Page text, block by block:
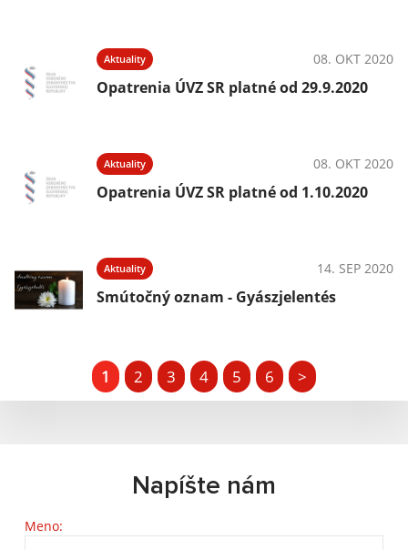
Aktuality 08. OKT 2020
Opatrenia ÚVZ SR platné od 29.9.2020
Aktuality 08. OKT 2020
Opatrenia ÚVZ SR platné od 1.10.2020
Aktuality 14. SEP 2020
Smútočný oznam - Gyászjelentés
1 2 3 4 5 6 >
Napíšte nám
Meno: